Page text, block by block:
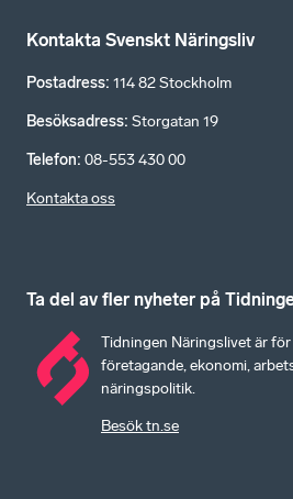
Kontakta Svenskt Näringsliv
Postadress: 114 82 Stockholm
Besöksadress: Storgatan 19
Telefon: 08-553 430 00
Kontakta oss
Ta del av fler nyheter på
Tidningen Näringslivet är
företagande, ekonomi,
näringspolitik.
Besök tn.se